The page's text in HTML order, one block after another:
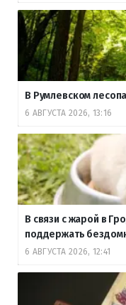
В Румлевском
6 АВГУСТА 2026, 13:16
В связи с жарой в
поддержать
6 АВГУСТА 2026, 12:41